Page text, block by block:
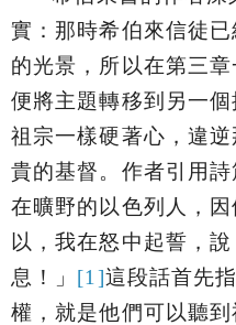
實：那時希伯來信徒
的光景，所以在第三
便將主題轉移到另一
祖宗一樣硬著心，違
貴的基督。作者引用
在曠野的以色列人，因
以，我在怒中起誓，
息！
」 [1]這段話首先
權，就是他們可以聽